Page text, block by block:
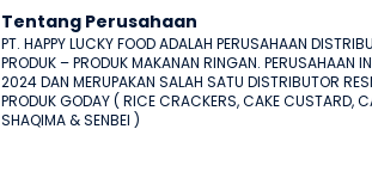
Tentang Perusahaan
PT. HAPPY LUCKY FOOD ADALAH PERUSAHAAN
PRODUK – PRODUK MAKANAN RINGAN. PERUSAHAAN
2024 DAN MERUPAKAN SALAH SATU DISTRIBUTOR
PRODUK GODAY ( RICE CRACKERS, CAKE CUSTARD,
SHAQIMA & SENBEI )